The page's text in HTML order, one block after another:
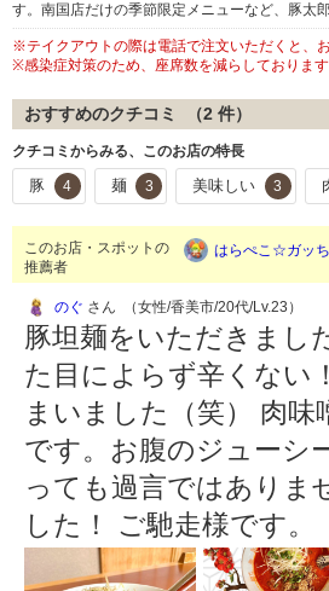
す。南国店だけの季節限定メニューなど、豚太
※テイクアウトの際は電話で注文いただくと、
※感染症対策のため、座席数を減らしております
おすすめのクチコミ （2 件）
クチコミからみる、このお店の特長
豚 4 麺 3 美味しい 3
このお店・スポットの
推薦者
はらぺこ☆ガッ
のぐ さん （女性/香美市/20代/Lv.23）
豚坦麺をいただきまし
た目によらず辛くない
まいました（笑） 肉
です。お腹のジューシ
っても過言ではありま
した！ ご馳走様です。